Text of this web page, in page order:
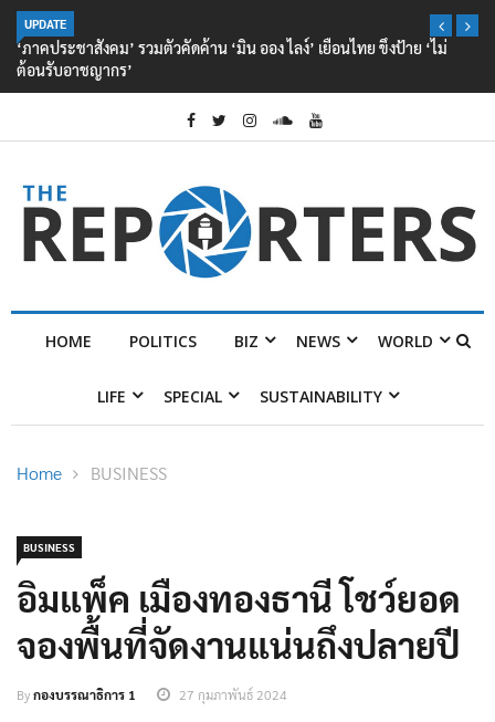
UPDATE
‘ภาคประชาสังคม’ รวมตัวคัดค้าน ‘มิน ออง ไลง์’ เยือนไทย ขึงป้าย ‘ไม่
ต้อนรับอาชญากร’
HOME POLITICS BIZ NEWS WORLD
LIFE SPECIAL SUSTAINABILITY
Home BUSINESS
BUSINESS
อิมแพ็ค เมืองทองธานี โชว์ยอด
จองพื้นที่จัดงานแน่นถึงปลายปี
Byกองบรรณาธิการ 1 27 กุมภาพันธ์ 2024